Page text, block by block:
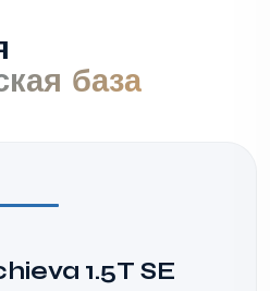
база
1.5T SE